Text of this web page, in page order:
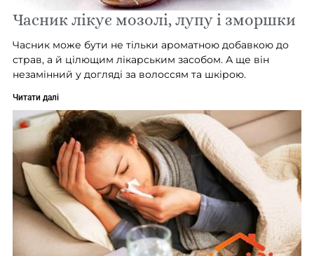
Часник лікує мозолі, лупу і зморшки
Часник може бути не тільки ароматною добавкою до
страв, а й цілющим лікарським засобом. А ще він
незамінний у догляді за волоссям та шкірою.
Читати далі